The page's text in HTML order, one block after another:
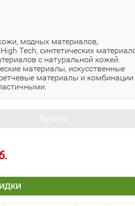
модных материалов,
Tech, синтетических
с натуральной кожей.
материалы, искусственные
материалы и комбинации